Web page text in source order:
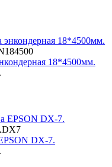
18*4500мм.
DX-7.